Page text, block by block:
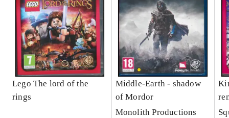
Lego The lord of the
rings
Middle-Earth - shadow
of Mordor
Monolith Productions